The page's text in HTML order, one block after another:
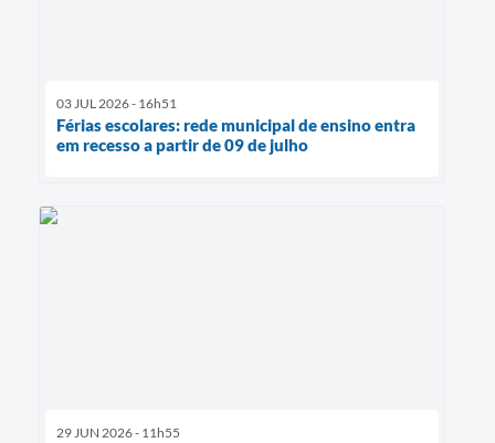
03 JUL 2026 - 16h51
Férias escolares: rede municipal de ensino entra
em recesso a partir de 09 de julho
29 JUN 2026 - 11h55